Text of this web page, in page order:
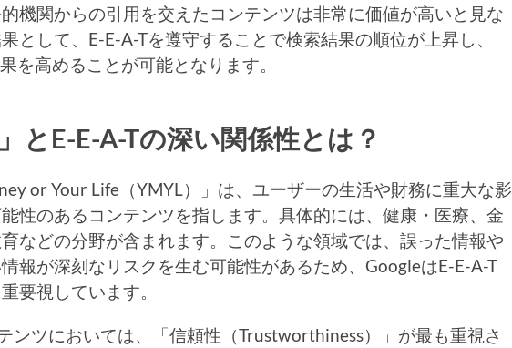
機関からの引用を交えたコンテンツは非常に価値が高いと見な
として、E-E-A-Tを遵守することで検索結果の順位が上昇し、
を高めることが可能となります。
とE-E-A-Tの深い関係性とは？
or Your Life（YMYL）」は、ユーザーの生活や財務に重大な影
性のあるコンテンツを指します。具体的には、健康・医療、金
などの分野が含まれます。このような領域では、誤った情報や
報が深刻なリスクを生む可能性があるため、GoogleはE-E-A-T
要視しています。
ンツにおいては、「信頼性（Trustworthiness）」が最も重視さ